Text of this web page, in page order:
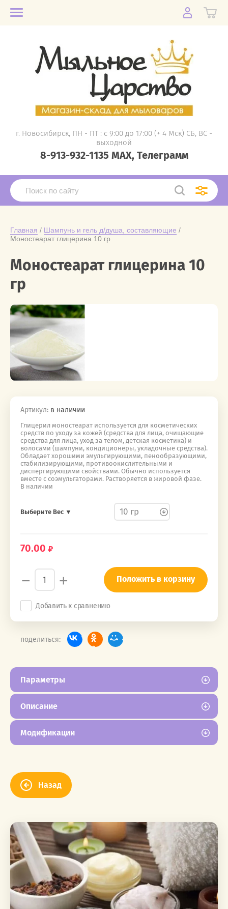
г. Новосибирск, ПН - ПТ : с 9:00 до 17:00 (+ 4 Мск) СБ, ВС -
выходной
8-913-932-1135 MAX, Телеграмм
Главная / Шампунь и гель д/душа, составляющие /
Моностеарат глицерина 10 гр
Моностеарат глицерина 10
гр
Артикул: в наличии
Глицерил моностеарат используется для косметических
средств по уходу за кожей (средства для лица, очищающие
средства для лица, уход за телом, детская косметика) и
волосами (шампуни, кондиционеры, укладочные средства).
Обладает хорошими эмульгирующими, пенообразующими,
стабилизирующими, противоокислительными и
диспергирующими свойствами. Обычно используется
вместе с соэмульгаторами. Растворяется в жировой фазе.
В наличии
Выберите Вес ▼
70.00
− + Положить в корзину
Добавить к сравнению
поделиться:
Параметры
Описание
Модификации
Назад